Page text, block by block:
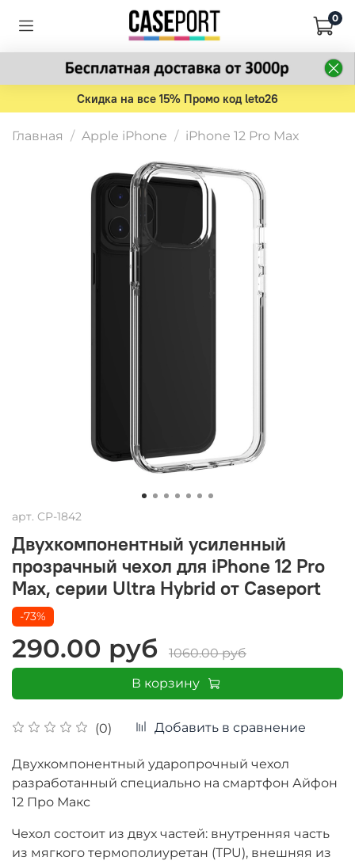
0
Скидка на все 15% Промо код leto26
Главная Apple iPhone iPhone 12 Pro Max
арт. CP-1842
Двухкомпонентный усиленный
прозрачный чехол для iPhone 12 Pro
Max, серии Ultra Hybrid от Caseport
(0) Добавить в сравнение
-73%
290.00 руб
1060.00 руб
В корзину
Двухкомпонентный ударопрочный чехол
разработанный специально на смартфон Айфон
12 Про Макс
Чехол состоит из двух частей: внутренняя часть
из мягкого термополиуретан (TPU), внешняя из